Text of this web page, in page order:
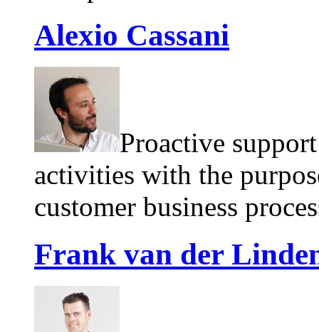
Alexio Cassani
Proactive
activities with the
customer business
Frank van der